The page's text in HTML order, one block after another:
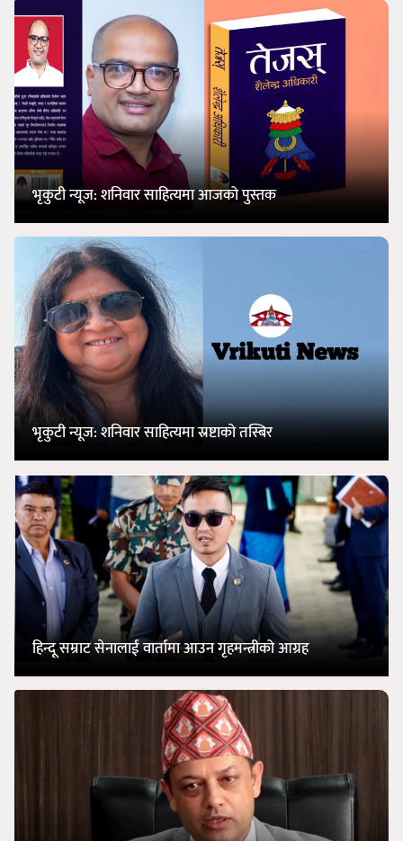
भृकुटी न्यूज: शनिवार साहित्यमा आजको पुस्तक
भृकुटी न्यूज: शनिवार साहित्यमा स्रष्टाको तस्बिर
हिन्दू सम्राट सेनालाई वार्तामा आउन गृहमन्त्रीको आग्रह